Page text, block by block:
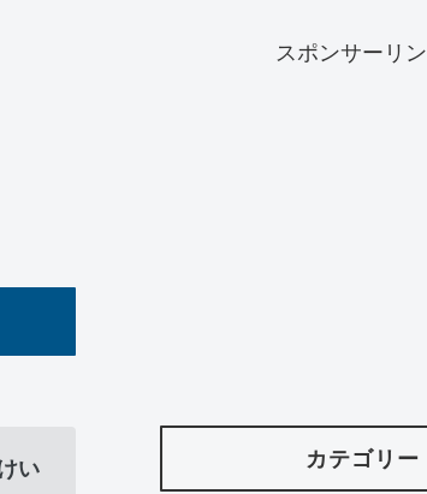
い
スポンサーリ
カテゴリー